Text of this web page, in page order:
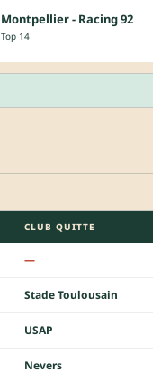
Montpellier - Racing 92
Top 14
CLUB QUITTE
—
Stade Toulousain
USAP
Nevers